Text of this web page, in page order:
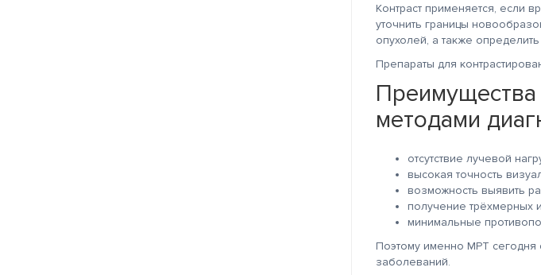
Контраст применяется, если
уточнить границы
опухолей, а также
Препараты для
методами
отсутствие лучевой
высокая точность
возможность выявить
получение трёхмерных
минимальные
Поэтому именно МРТ сегодня
заболеваний.